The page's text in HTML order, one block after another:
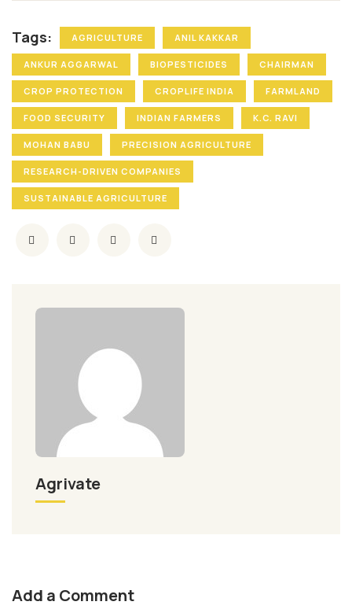
Tags: AGRICULTURE ANIL KAKKAR
ANKUR AGGARWAL BIOPESTICIDES CHAIRMAN
CROP PROTECTION CROPLIFE INDIA FARMLAND
FOOD SECURITY INDIAN FARMERS K.C. RAVI
MOHAN BABU PRECISION AGRICULTURE
RESEARCH-DRIVEN COMPANIES
SUSTAINABLE AGRICULTURE
Agrivate
Add a Comment